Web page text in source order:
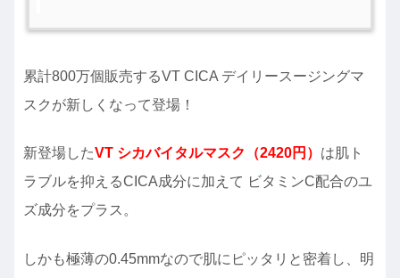
累計800万個販売するVT CICA デイリースージングマ
スクが新しくなって登場！
新登場したVT シカバイタルマスク（2420円） は肌ト
ラブルを抑えるCICA成分に加えて ビタミンC配合のユ
ズ成分をプラス。
しかも極薄の0.45mmなので肌にピッタリと密着し、明